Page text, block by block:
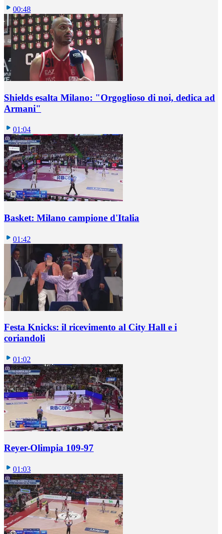
00:48
Shields esalta Milano: "Orgoglioso di noi, dedica ad
Armani"
01:04
Basket: Milano campione d'Italia
01:42
Festa Knicks: il ricevimento al City Hall e i
coriandoli
01:02
Reyer-Olimpia 109-97
01:03